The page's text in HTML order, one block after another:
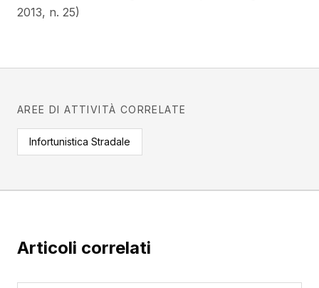
2013, n. 25)
AREE DI ATTIVITÀ CORRELATE
Infortunistica Stradale
Articoli correlati